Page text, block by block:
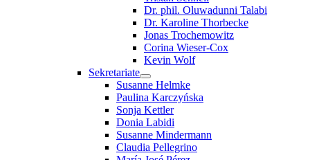
Dr. phil. Oluwadunni Talabi
Dr. Karoline Thorbecke
Jonas Trochemowitz
Corina Wieser-Cox
Kevin Wolf
Sekretariate
Susanne Helmke
Paulina Karczyńska
Sonja Kettler
Donia Labidi
Susanne Mindermann
Claudia Pellegrino